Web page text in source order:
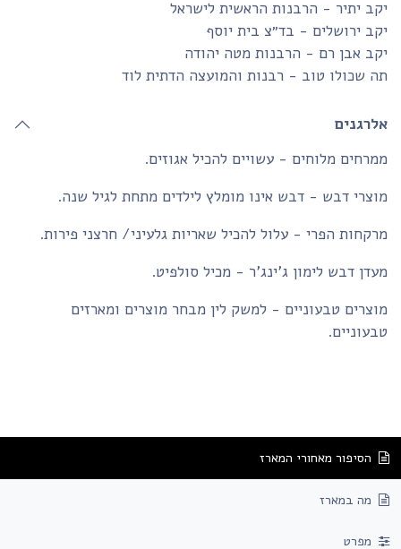
יתיר - הרבנות הראשית לישראל
ירושלים - בד״צ בית יוסף
אבן רם - הרבנות מטה יהודה
שכולו טוב - רבנות והמועצה הדתית לוד
מלוחים - עשויים להכיל אגוזים.
דבש - דבש אינו מומלץ לילדים מתחת לגיל שנה.
הפרי - עלול להכיל שאריות גלעיני/ חרצני פירות.
דבש לימון ג'ינג'ר - מכיל סולפיט.
טבעוניים - למשק לין מבחר מוצרים ומארזים
הסיפור מאחורי המארז
מה במארז
מפרט